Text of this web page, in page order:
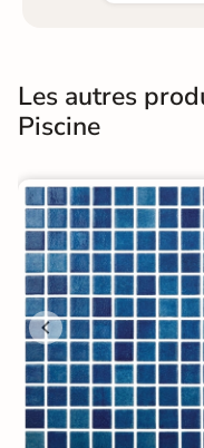
Les autres
Piscine